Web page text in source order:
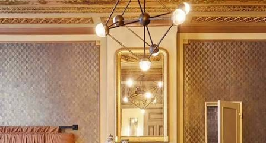
Passer trois jours dans cette capitale à la fois paisible et effervescente,
verte et connectée
4 jours, de 1300 à 2200 €
Toutes nos suggestions de voyages ponts de novembre aux
Pays-Bas (1)